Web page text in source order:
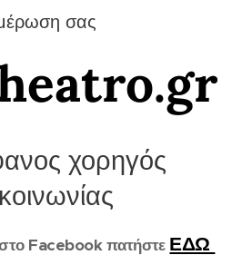
σας
χορηγός
Facebook πατήστε ΕΔΩ